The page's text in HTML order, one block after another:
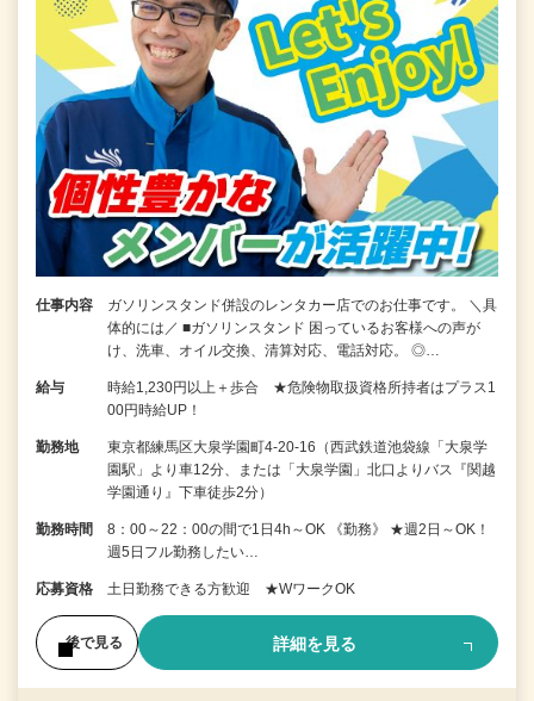
仕事内容
ガソリンスタンド併設のレンタカー店でのお仕事です。 ＼具
体的には／ ■ガソリンスタンド 困っているお客様への声が
け、洗車、オイル交換、清算対応、電話対応。 ◎…
給与
時給1,230円以上＋歩合 ★危険物取扱資格所持者はプラス1
00円時給UP！
勤務地
東京都練馬区大泉学園町4-20-16（西武鉄道池袋線「大泉学
園駅」より車12分、または「大泉学園」北口よりバス『関越
学園通り』下車徒歩2分）
勤務時間
8：00～22：00の間で1日4h～OK 《勤務》 ★週2日～OK！
週5日フル勤務したい…
応募資格 土日勤務できる方歓迎 ★WワークOK
後で見る 詳細を見る